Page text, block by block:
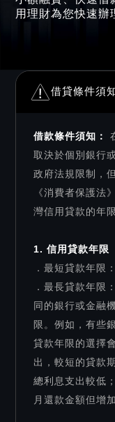
用理財為您快速
借貸條件須
借款條件須知：
取決於個別銀行
政府法規限制，
《消費者保護法
灣信用貸款的年
1. 信用貸款年限
．最短貸款年限：
．最長貸款年限
同的銀行或金融
限。例如，有些
貸款年限的選擇
出，較短的貸款
總利息支出較低
月還款金額但增